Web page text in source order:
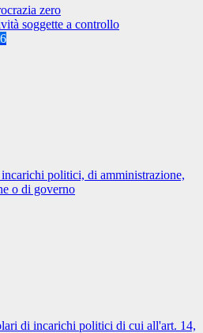
zero
soggette a controllo
6
politici, di amministrazione,
o di governo
di incarichi politici di cui all'art. 14,